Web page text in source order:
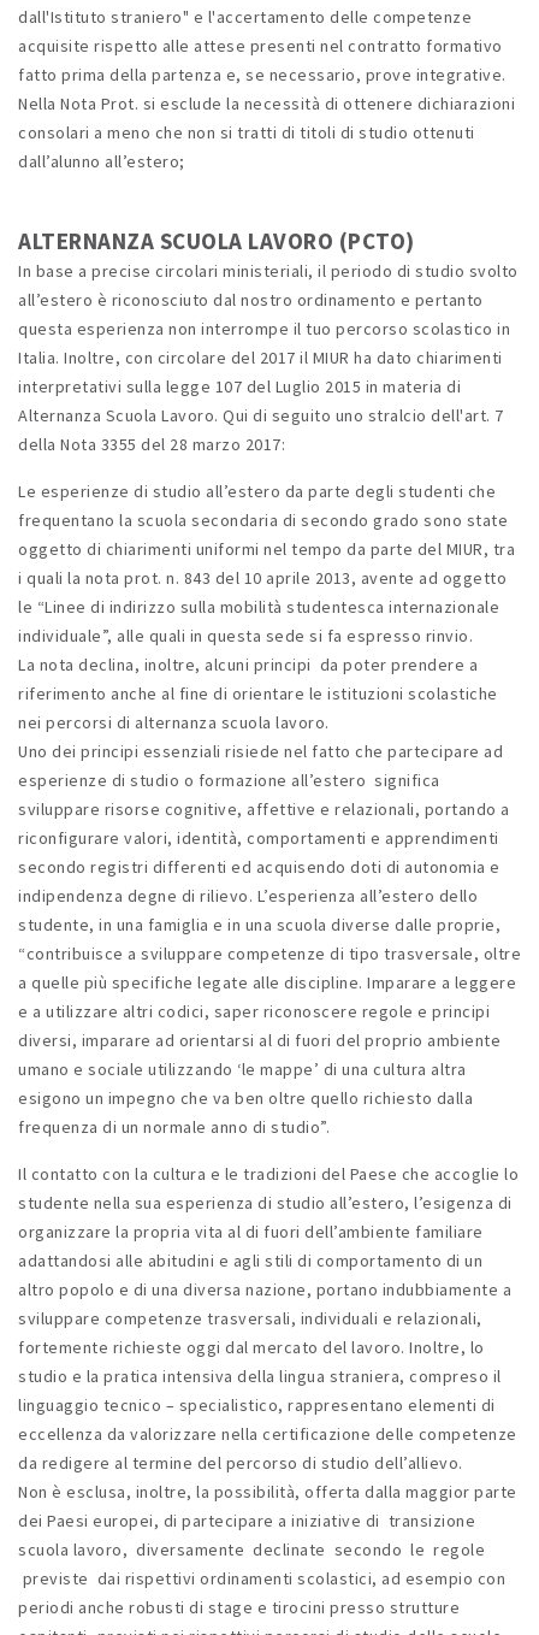
dall'Istituto straniero" e l'accertamento delle competenze
acquisite rispetto alle attese presenti nel contratto formativo
fatto prima della partenza e, se necessario, prove integrative.
Nella Nota Prot. si esclude la necessità di ottenere dichiarazioni
consolari a meno che non si tratti di titoli di studio ottenuti
dall’alunno all’estero;
ALTERNANZA SCUOLA LAVORO (PCTO)
In base a precise circolari ministeriali, il periodo di studio svolto
all’estero è riconosciuto dal nostro ordinamento e pertanto
questa esperienza non interrompe il tuo percorso scolastico in
Italia. Inoltre, con circolare del 2017 il MIUR ha dato chiarimenti
interpretativi sulla legge 107 del Luglio 2015 in materia di
Alternanza Scuola Lavoro. Qui di seguito uno stralcio dell'art. 7
della Nota 3355 del 28 marzo 2017:
Le esperienze di studio all’estero da parte degli studenti che
frequentano la scuola secondaria di secondo grado sono state
oggetto di chiarimenti uniformi nel tempo da parte del MIUR, tra
i quali la nota prot. n. 843 del 10 aprile 2013, avente ad oggetto
le “Linee di indirizzo sulla mobilità studentesca internazionale
individuale”, alle quali in questa sede si fa espresso rinvio.
La nota declina, inoltre, alcuni principi da poter prendere a
riferimento anche al fine di orientare le istituzioni scolastiche
nei percorsi di alternanza scuola lavoro.
Uno dei principi essenziali risiede nel fatto che partecipare ad
esperienze di studio o formazione all’estero significa
sviluppare risorse cognitive, affettive e relazionali, portando a
riconfigurare valori, identità, comportamenti e apprendimenti
secondo registri differenti ed acquisendo doti di autonomia e
indipendenza degne di rilievo. L’esperienza all’estero dello
studente, in una famiglia e in una scuola diverse dalle proprie,
“contribuisce a sviluppare competenze di tipo trasversale, oltre
a quelle più specifiche legate alle discipline. Imparare a leggere
e a utilizzare altri codici, saper riconoscere regole e principi
diversi, imparare ad orientarsi al di fuori del proprio ambiente
umano e sociale utilizzando ‘le mappe’ di una cultura altra
esigono un impegno che va ben oltre quello richiesto dalla
frequenza di un normale anno di studio”.
Il contatto con la cultura e le tradizioni del Paese che accoglie lo
studente nella sua esperienza di studio all’estero, l’esigenza di
organizzare la propria vita al di fuori dell’ambiente familiare
adattandosi alle abitudini e agli stili di comportamento di un
altro popolo e di una diversa nazione, portano indubbiamente a
sviluppare competenze trasversali, individuali e relazionali,
fortemente richieste oggi dal mercato del lavoro. Inoltre, lo
studio e la pratica intensiva della lingua straniera, compreso il
linguaggio tecnico – specialistico, rappresentano elementi di
eccellenza da valorizzare nella certificazione delle competenze
da redigere al termine del percorso di studio dell’allievo.
Non è esclusa, inoltre, la possibilità, offerta dalla maggior parte
dei Paesi europei, di partecipare a iniziative di transizione
scuola lavoro, diversamente declinate secondo le regole
previste dai rispettivi ordinamenti scolastici, ad esempio con
periodi anche robusti di stage e tirocini presso strutture